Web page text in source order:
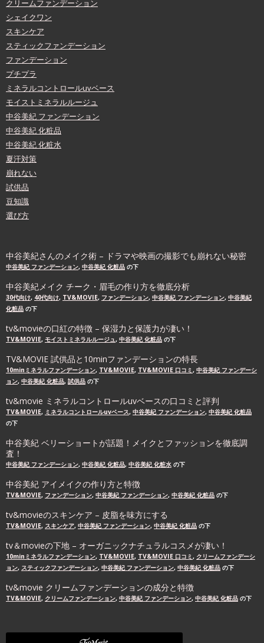
クリームファンデーション
シェイクワン
スキンケア
スティックファンデーション
ファンデーション
プチプラ
ミネラルコントロールuvベース
モイストミネラルルージュ
中谷美紀 ファンデーション
中谷美紀 化粧品
中谷美紀 化粧水
夏汗対策
崩れない
試供品
豆知識
選び方
中谷美紀さんのメイク術 – ドラマや映画の撮影でも崩れない秘密
中谷美紀 ファンデーション, 中谷美紀 化粧品 の下
中谷美紀メイク チーク・眉毛の作り方を徹底分析
30代向け, 40代向け, TV&MOVIE, ファンデーション, 中谷美紀 ファンデーション, 中谷美紀
化粧品 の下
tv&movieの口紅の特徴 – 保湿力と保護力が凄い！
TV&MOVIE, モイストミネラルルージュ, 中谷美紀 化粧品 の下
TV&MOVIE 試供品と10minファンデーションの特長
10minミネラルファンデーション, TV&MOVIE, TV&MOVIE 口コミ, 中谷美紀 ファンデーシ
ョン, 中谷美紀 化粧品, 試供品 の下
tv&movie ミネラルコントロールuvベースの口コミと評判
TV&MOVIE, ミネラルコントロールuvベース, 中谷美紀 ファンデーション, 中谷美紀 化粧品
の下
中谷美紀 ベリーショートが話題！メイクとファッションを徹底調
査！
中谷美紀 ファンデーション, 中谷美紀 化粧品, 中谷美紀 化粧水 の下
中谷美紀 アイメイクの作り方と特徴
TV&MOVIE, ファンデーション, 中谷美紀 ファンデーション, 中谷美紀 化粧品 の下
tv&movieのスキンケア – 皮脂を味方にする
TV&MOVIE, スキンケア, 中谷美紀 ファンデーション, 中谷美紀 化粧品 の下
tv＆movieの下地 – オーガニックナチュラルコスメが凄い！
10minミネラルファンデーション, TV&MOVIE, TV&MOVIE 口コミ, クリームファンデーシ
ョン, スティックファンデーション, 中谷美紀 ファンデーション, 中谷美紀 化粧品 の下
tv&movie クリームファンデーションの成分と特徴
TV&MOVIE, クリームファンデーション, 中谷美紀 ファンデーション, 中谷美紀 化粧品 の下